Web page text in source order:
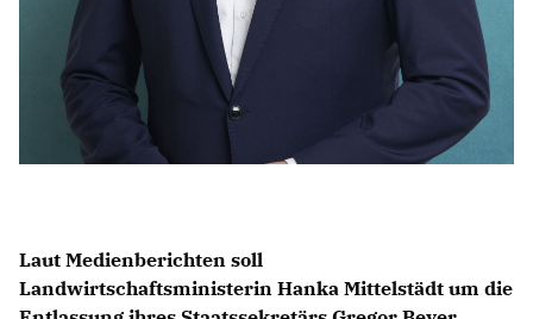
PRESSE
Mitglied werden
Laut Medienberichten soll
Landwirtschaftsministerin Hanka Mittelstädt um die